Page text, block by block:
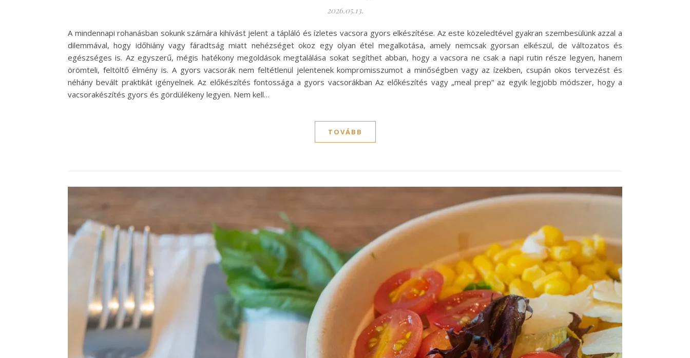
2026.05.13.
A mindennapi rohanásban sokunk számára kihívást jelent a tápláló és ízletes vacsora gyors elkészítése. Az este közeledtével gyakran szembesülünk azzal a
dilemmával, hogy időhiány vagy fáradtság miatt nehézséget okoz egy olyan étel megalkotása, amely nemcsak gyorsan elkészül, de változatos és
egészséges is. Az egyszerű, mégis hatékony megoldások megtalálása sokat segíthet abban, hogy a vacsora ne csak a napi rutin része legyen, hanem
örömteli, feltöltő élmény is. A gyors vacsorák nem feltétlenül jelentenek kompromisszumot a minőségben vagy az ízekben, csupán okos tervezést és
néhány bevált praktikát igényelnek. Az előkészítés fontossága a gyors vacsorákban Az előkészítés vagy „meal prep” az egyik legjobb módszer, hogy a
vacsorakészítés gyors és gördülékeny legyen. Nem kell…
TOVÁBB